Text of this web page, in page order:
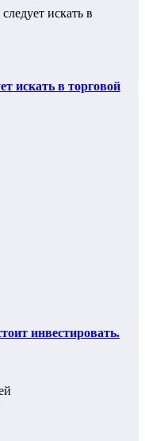
искать в торговой
инвестировать.